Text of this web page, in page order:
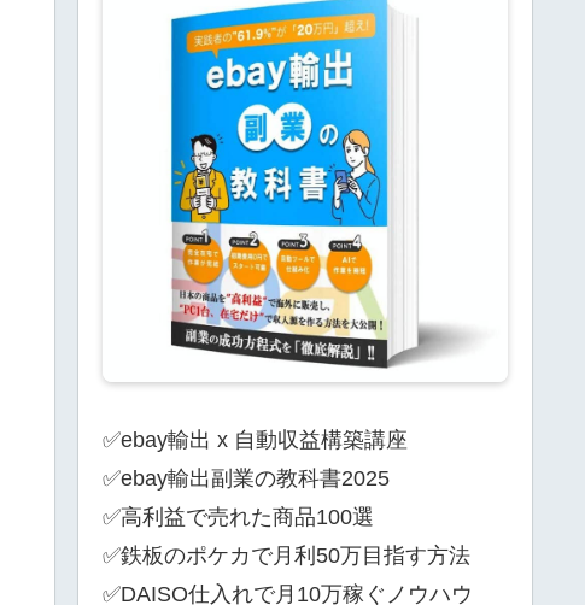
✅ebay輸出 x 自動収益構築講座
✅ebay輸出副業の教科書2025
✅高利益で売れた商品100選
✅鉄板のポケカで月利50万目指す方法
✅DAISO仕入れで月10万稼ぐノウハウ